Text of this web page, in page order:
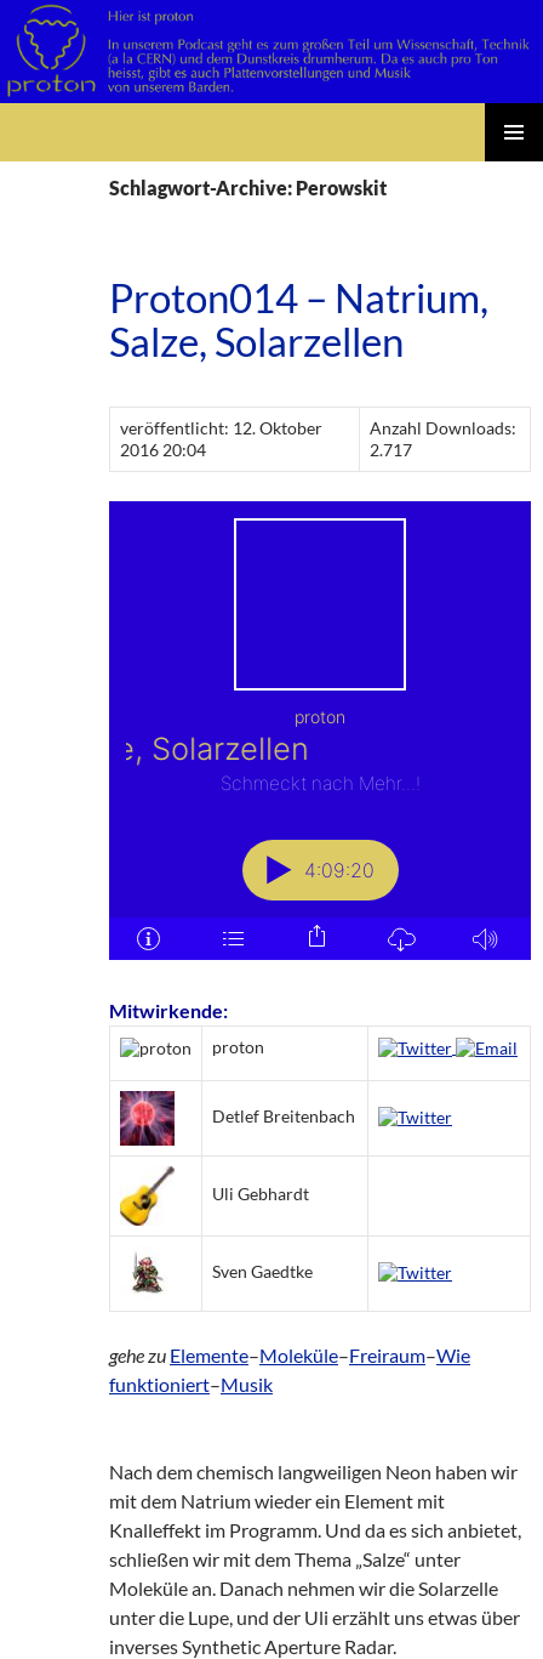
Schlagwort-Archive: Perowskit
Proton014 – Natrium,
Salze, Solarzellen
veröffentlicht: 12. Oktober
2016 20:04
Anzahl Downloads:
2.717
Mitwirkende:
proton
Detlef Breitenbach
Uli Gebhardt
Sven Gaedtke
gehe zu Elemente–Moleküle–Freiraum–Wie
funktioniert–Musik
Nach dem chemisch langweiligen Neon haben wir
mit dem Natrium wieder ein Element mit
Knalleffekt im Programm. Und da es sich anbietet,
schließen wir mit dem Thema „Salze“ unter
Moleküle an. Danach nehmen wir die Solarzelle
unter die Lupe, und der Uli erzählt uns etwas über
inverses Synthetic Aperture Radar.